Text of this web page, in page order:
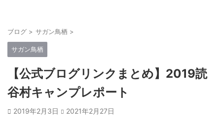
ブログ > サガン鳥栖 >
サガン鳥栖
【公式ブログリンクまとめ】2019読
谷村キャンプレポート
2019年2月3日 2021年2月27日